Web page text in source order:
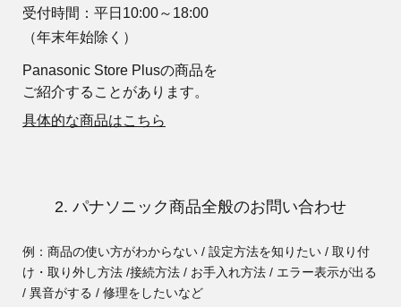
受付時間：平日10:00～18:00
（年末年始除く）
Panasonic Store Plusの商品を
ご紹介することがあります。
具体的な商品はこちら
2. パナソニック商品全般のお問い合わせ
例：商品の使い方がわからない / 設定方法を知りたい / 取り付
け・取り外し方法 /接続方法 / お手入れ方法 / エラー表示が出る
/ 異音がする / 修理をしたいなど